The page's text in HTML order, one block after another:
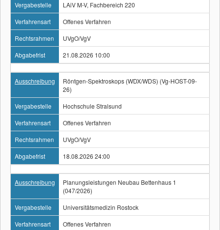
Vergabestelle
LAiV M-V, Fachbereich 220
Verfahrensart
Offenes Verfahren
Rechtsrahmen
UVgO/VgV
Abgabefrist
21.08.2026 10:00
Ausschreibung
Röntgen-Spektroskops (WDX/WDS) (Vg-HOST-09-
26)
Vergabestelle
Hochschule Stralsund
Verfahrensart
Offenes Verfahren
Rechtsrahmen
UVgO/VgV
Abgabefrist
18.08.2026 24:00
Ausschreibung
Planungsleistungen Neubau Bettenhaus 1
(047/2026)
Vergabestelle
Universitätsmedizin Rostock
Verfahrensart
Offenes Verfahren